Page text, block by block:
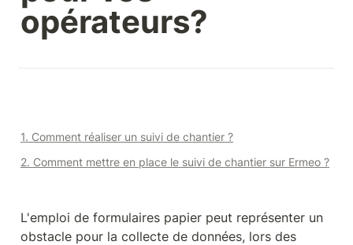
opérateurs?
1. Comment réaliser un suivi de chantier ?
2. Comment mettre en place le suivi de chantier sur Ermeo ?
L'emploi de formulaires papier peut représenter un
obstacle pour la collecte de données, lors des